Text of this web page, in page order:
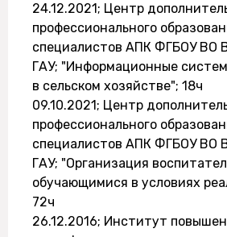
24.12.2021; Центр
профессионального
специалистов АПК ФГБОУ ВО
ГАУ; "Информационные
в сельском хозяйстве"; 18ч
09.10.2021; Центр
профессионального
специалистов АПК ФГБОУ ВО
ГАУ; "Организация
обучающимися в условиях
72ч
26.12.2016; Институт